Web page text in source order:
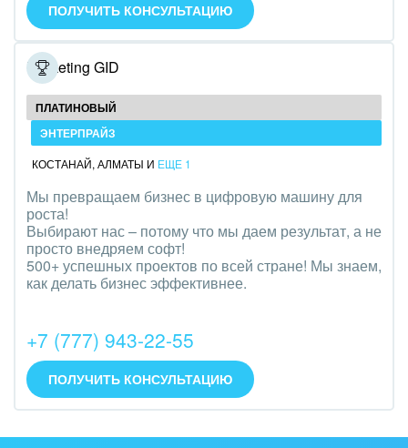
Оборудование, техника
Полиграфия
Ритуальные услуги
Рынки и торговля
Финансы, бухгалтерия, банки
Химия и нефтехимия
Ювелирное дело
Юриспруденция
ПОЛУЧИТЬ КОНСУЛЬТАЦИЮ
Marketing GID
ПЛАТИНОВЫЙ
ЭНТЕРПРАЙЗ
КОСТАНАЙ, АЛМАТЫ И ЕЩЕ 1
Мы превращаем бизнес в цифровую машину для
роста!
Выбирают нас – потому что мы даем результат, а не
просто внедряем софт!
500+ успешных проектов по всей стране! Мы знаем,
как делать бизнес эффективнее.
+7 (777) 943-22-55
ПОЛУЧИТЬ КОНСУЛЬТАЦИЮ